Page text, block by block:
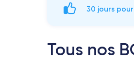
30 jours
Tous nos